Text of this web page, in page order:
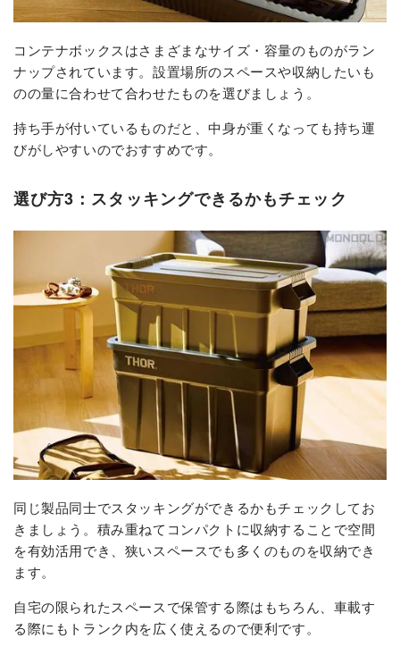
コンテナボックスはさまざまなサイズ・容量のものがラン
ナップされています。設置場所のスペースや収納したいも
のの量に合わせて合わせたものを選びましょう。
持ち手が付いているものだと、中身が重くなっても持ち運
びがしやすいのでおすすめです。
選び方3：スタッキングできるかもチェック
同じ製品同士でスタッキングができるかもチェックしてお
きましょう。積み重ねてコンパクトに収納することで空間
を有効活用でき、狭いスペースでも多くのものを収納でき
ます。
自宅の限られたスペースで保管する際はもちろん、車載す
る際にもトランク内を広く使えるので便利です。